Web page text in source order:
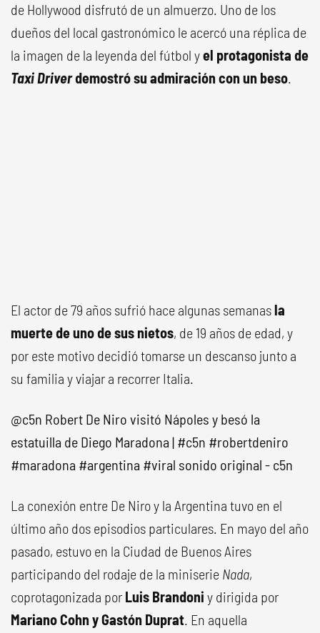
de Hollywood disfrutó de un almuerzo. Uno de los
dueños del local gastronómico le acercó una réplica de
la imagen de la leyenda del fútbol yel protagonista de
Taxi Driverdemostró su admiración con un beso.
El actor de 79 años sufrió hace algunas semanasla
muerte de uno de sus nietos, de 19 años de edad, y
por este motivo decidió tomarse un descanso junto a
su familia y viajar a recorrer Italia.
@c5n Robert De Niro visitó Nápoles y besó la
estatuilla de Diego Maradona | #c5n #robertdeniro
#maradona #argentina #viral sonido original - c5n
La conexión entre De Niro y la Argentina tuvo en el
último año dos episodios particulares. En mayo del año
pasado, estuvo en la Ciudad de Buenos Aires
participando del rodaje de la miniserie Nada,
coprotagonizada por Luis Brandoni y dirigida por
Mariano Cohn y Gastón Duprat. En aquella